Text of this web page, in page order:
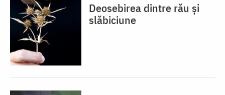
Deosebirea dintre rău și
slăbiciune